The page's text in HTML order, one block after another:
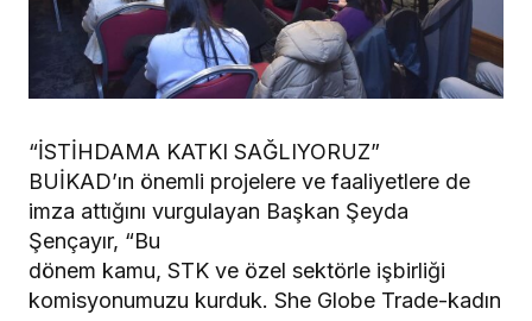
“İSTİHDAMA KATKI SAĞLIYORUZ”
BUİKAD’ın önemli projelere ve faaliyetlere de
imza attığını vurgulayan Başkan Şeyda
Şençayır, “Bu
dönem kamu, STK ve özel sektörle işbirliği
komisyonumuzu kurduk. She Globe Trade-kadın